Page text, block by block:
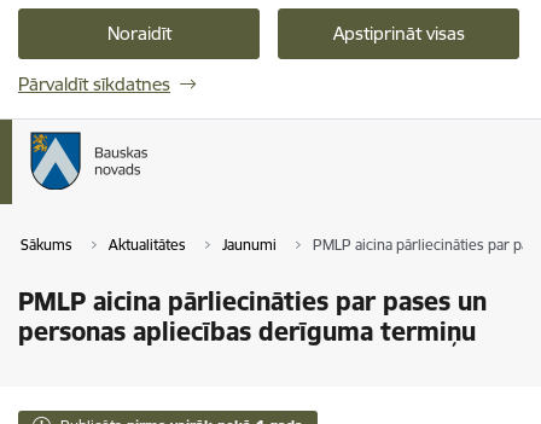
Noraidīt Apstiprināt visas
Pārvaldīt sīkdatnes
Sākums Aktualitātes Jaunumi PMLP aicina pārliecināties par
PMLP aicina pārliecināties par pases un
personas apliecības derīguma termiņu